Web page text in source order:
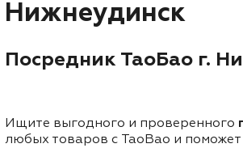
Нижнеудинск
Посредник ТаоБао г.
Ищите выгодного и проверенного
любых товаров с TaoBao и